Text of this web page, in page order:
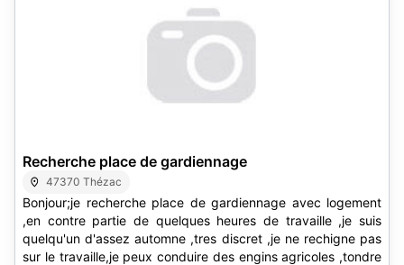
Recherche place de gardiennage
47370 Thézac
Bonjour;je recherche place de gardiennage avec logement
,en contre partie de quelques heures de travaille ,je suis
quelqu'un d'assez automne ,tres discret ,je ne rechigne pas
sur le travaille,je peux conduire des engins agricoles ,tondre